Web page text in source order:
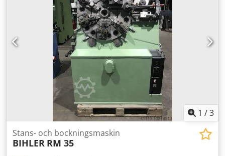
1 /3
Stans- och bockningsmaskin
BIHLER RM 35